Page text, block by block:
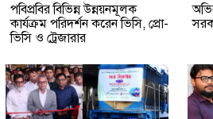
পবিপ্রবির বিভিন্ন উন্নয়নমূলক
কার্যক্রম পরিদর্শন করেন ভিসি, প্রো-
ভিসি ও ট্রেজারার